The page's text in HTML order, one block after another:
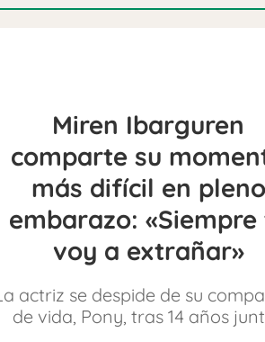
Miren Ibarguren
comparte su
más difícil en pleno
embarazo: «Siempre
voy a extrañar»
actriz se despide de su
de vida, Pony, tras 14 años